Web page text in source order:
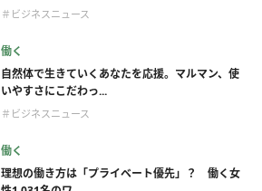
＃ビジネスニュース
働く
自然体で生きていくあなたを応援。マルマン、使
いやすさにこだわっ...
＃ビジネスニュース
働く
理想の働き方は「プライベート優先」？ 働く女